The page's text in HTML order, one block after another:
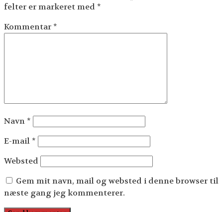
felter er markeret med *
Kommentar*
Navn*
E-mail*
Websted
Gem mit navn, mail og websted i denne browser til
næste gang jeg kommenterer.